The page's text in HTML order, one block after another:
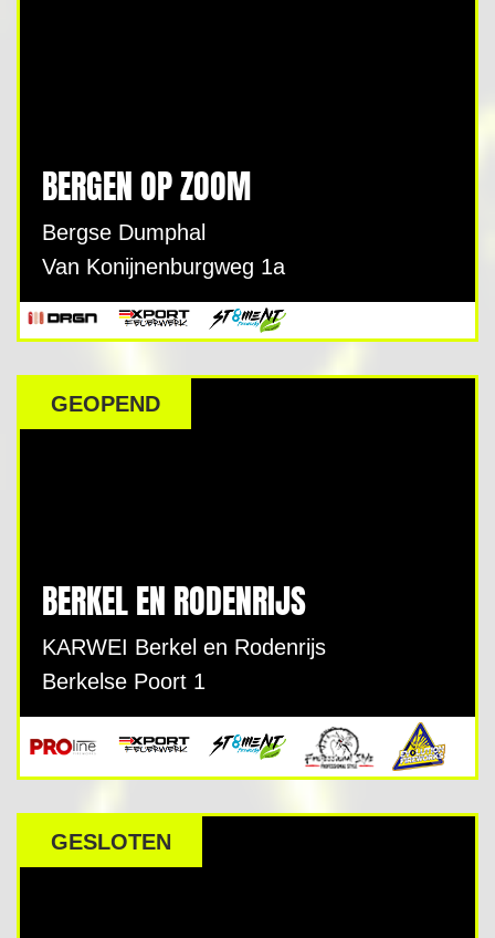
BERGEN OP ZOOM
Bergse Dumphal
Van Konijnenburgweg 1a
GEOPEND
BERKEL EN RODENRIJS
KARWEI Berkel en Rodenrijs
Berkelse Poort 1
GESLOTEN